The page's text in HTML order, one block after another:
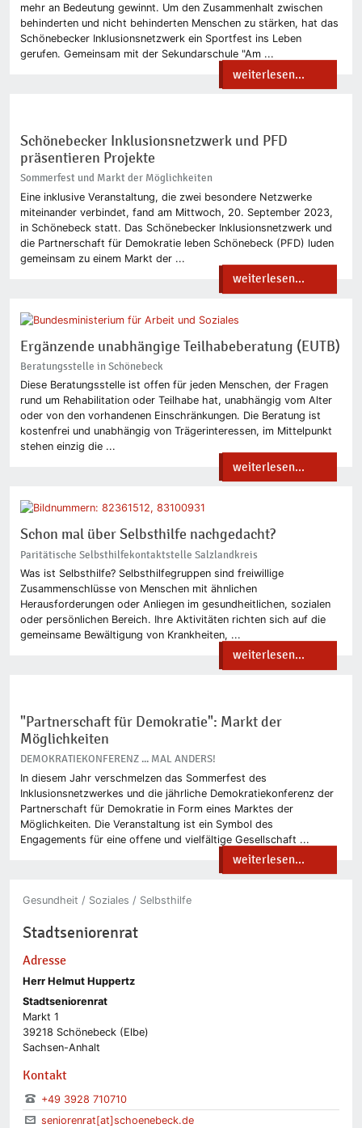
mehr an Bedeutung gewinnt. Um den Zusammenhalt zwischen
behinderten und nicht behinderten Menschen zu stärken, hat das
Schönebecker Inklusionsnetzwerk ein Sportfest ins Leben
gerufen. Gemeinsam mit der Sekundarschule "Am ...
weiterlesen...
Schönebecker Inklusionsnetzwerk und PFD
präsentieren Projekte
Sommerfest und Markt der Möglichkeiten
Eine inklusive Veranstaltung, die zwei besondere Netzwerke
miteinander verbindet, fand am Mittwoch, 20. September 2023,
in Schönebeck statt. Das Schönebecker Inklusionsnetzwerk und
die Partnerschaft für Demokratie leben Schönebeck (PFD) luden
gemeinsam zu einem Markt der ...
weiterlesen...
Ergänzende unabhängige Teilhabeberatung (EUTB)
Beratungsstelle in Schönebeck
Diese Beratungsstelle ist offen für jeden Menschen, der Fragen
rund um Rehabilitation oder Teilhabe hat, unabhängig vom Alter
oder von den vorhandenen Einschränkungen. Die Beratung ist
kostenfrei und unabhängig von Trägerinteressen, im Mittelpunkt
stehen einzig die ...
weiterlesen...
Schon mal über Selbsthilfe nachgedacht?
Paritätische Selbsthilfekontaktstelle Salzlandkreis
Was ist Selbsthilfe? Selbsthilfegruppen sind freiwillige
Zusammenschlüsse von Menschen mit ähnlichen
Herausforderungen oder Anliegen im gesundheitlichen, sozialen
oder persönlichen Bereich. Ihre Aktivitäten richten sich auf die
gemeinsame Bewältigung von Krankheiten, ...
weiterlesen...
"Partnerschaft für Demokratie": Markt der
Möglichkeiten
DEMOKRATIEKONFERENZ ... MAL ANDERS!
In diesem Jahr verschmelzen das Sommerfest des
Inklusionsnetzwerkes und die jährliche Demokratiekonferenz der
Partnerschaft für Demokratie in Form eines Marktes der
Möglichkeiten. Die Veranstaltung ist ein Symbol des
Engagements für eine offene und vielfältige Gesellschaft ...
weiterlesen...
Gesundheit / Soziales / Selbsthilfe
Stadtseniorenrat
Adresse
Herr Helmut Huppertz
Stadtseniorenrat
Markt 1
39218 Schönebeck (Elbe)
Sachsen-Anhalt
Kontakt
+49 3928 710710
seniorenrat[at]schoenebeck.de